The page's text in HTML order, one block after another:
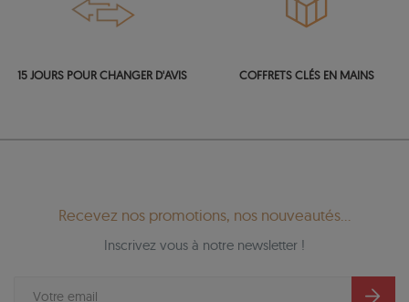
15 JOURS POUR CHANGER D'AVIS COFFRETS CLÉS EN MAINS
Recevez nos promotions, nos nouveautés...
Inscrivez vous à notre newsletter !